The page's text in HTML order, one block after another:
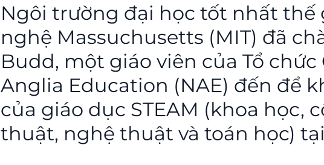
Ngôi trường đại học tốt nhất thế
nghệ Massuchusetts (MIT) đã
Budd, một giáo viên của Tổ chức
Anglia Education (NAE) đến để
của giáo dục STEAM (khoa học,
thuật, nghệ thuật và toán học)